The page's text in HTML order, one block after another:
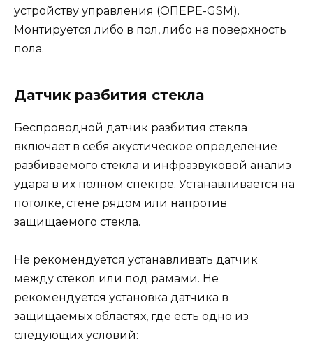
устройству управления (ОПЕРЕ-GSM).
Монтируется либо в пол, либо на поверхность
пола.
Датчик разбития стекла
Беспроводной датчик разбития стекла
включает в себя акустическое определение
разбиваемого стекла и инфразвуковой анализ
удара в их полном спектре. Устанавливается на
потолке, стене рядом или напротив
защищаемого стекла.
Не рекомендуется устанавливать датчик
между стекол или под рамами. Не
рекомендуется установка датчика в
защищаемых областях, где есть одно из
следующих условий: